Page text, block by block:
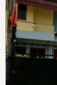
Kost
Pria/
Istri
di
Menteng